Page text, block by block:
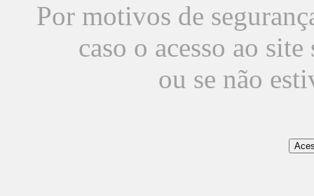
Por motivos de
caso o acesso ao
ou se não